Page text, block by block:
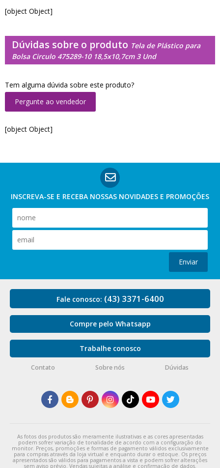
[object Object]
Dúvidas sobre o produto Tela de Plástico para
Bolsa Circulo 475289-10 18,5x10,7cm 3 Und
Tem alguma dúvida sobre este produto?
Pergunte ao vendedor
[object Object]
INSCREVA-SE E RECEBA NOSSAS NOVIDADES E PROMOÇÕES
Enviar
Fale conosco: (43) 3371-6400
Compre pelo Whatsapp
Trabalhe conosco
Contato Sobre nós Dúvidas
As fotos dos produtos são meramente ilustrativas e as cores apresentadas
podem sofrer variação de tonalidade de acordo com a configuração do
monitor. Preços, promoções e formas de pagamento válidos exclusivamente
para compras através da loja virtual e enquanto durar o estoque. Os preços
apresentados são válidos para pagamentos a vista e podem sofrer alterações
sem aviso prévio. Vendas sujeitas a análise e confirmação de dados.